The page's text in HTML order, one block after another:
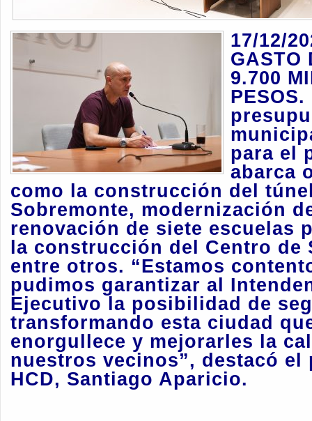
17/12/
GASTO
9.700
PESOS.
para el
abarca
como la construcción del
Sobremonte, modernización
renovación de siete escuelas
la construcción del Centro de
entre otros. “Estamos
pudimos garantizar al
Ejecutivo la posibilidad de
transformando esta ciudad
enorgullece y mejorarles la
nuestros vecinos”, destacó el
HCD, Santiago Aparicio.